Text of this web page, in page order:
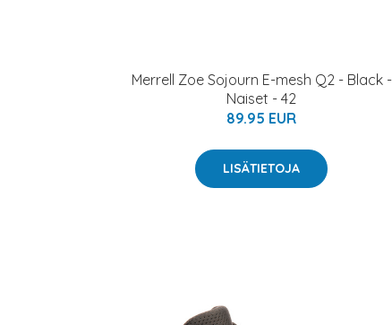
Merrell Zoe Sojourn E-mesh Q2 - Black -
Naiset - 42
89.95 EUR
LISÄTIETOJA